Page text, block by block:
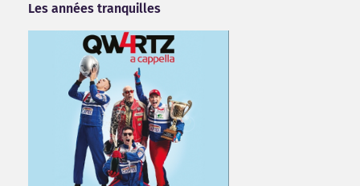
Les années tranquilles